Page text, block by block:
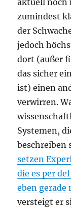
aktuell noch
zumindest
der
jedoch
dort (außer
das sicher
ist) einen
verwirren.
Systemen,
beschreiben
setzen
die esper
eben gerade
versteigt er